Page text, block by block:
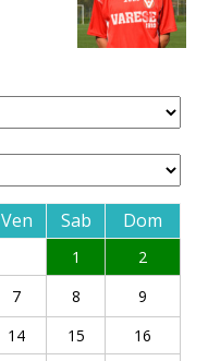
Ven Sab Dom
1
2
7 8
9
14 15
16